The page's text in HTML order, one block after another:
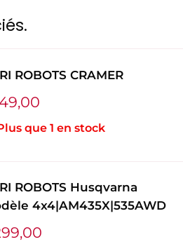
Aluminium +
robots
II, 420, 440, 405X, 415X,
ROBOTS CRAMER
que 1 en stock
ROBOTS Husqvarna
4x4|AM435X|535AWD